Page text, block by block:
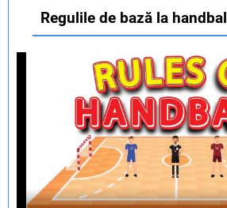
Regulile de bază la handbal